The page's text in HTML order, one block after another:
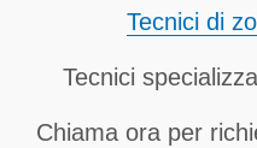
Tecnici di
Tecnici
Chiama ora per